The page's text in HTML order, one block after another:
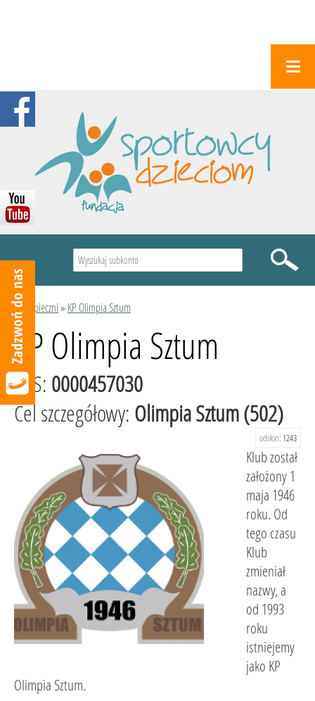
Podopieczni» KP Olimpia Sztum
KP Olimpia Sztum
KRS: 0000457030
Cel szczegółowy: Olimpia Sztum (502)
odsłon: 1243
Klub został
założony 1
maja 1946
roku. Od
tego czasu
Klub
zmieniał
nazwy, a
od 1993
roku
istniejemy
jako KP
Olimpia Sztum.